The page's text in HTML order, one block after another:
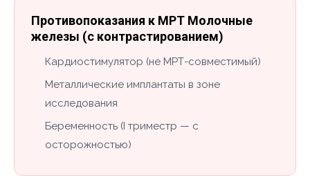
Противопоказания к МРТ Молочные
железы (с контрастированием)
Кардиостимулятор (не МРТ-совместимый)
Металлические имплантаты в зоне
исследования
Беременность (I триместр — с
осторожностью)